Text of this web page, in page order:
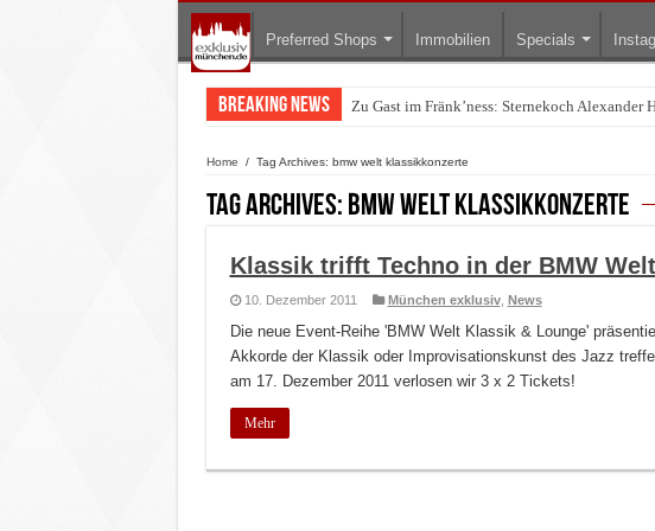
Preferred Shops Immobilien Specials
Breaking News Zu Gast im Fränk’ness: Sternekoch
Warum München gerade zum Treffpunkt der
Home / Tag Archives: bmw welt klassikkonzerte
Tag Archives: bmw welt klassikkonzerte
Klassik trifft Techno in der BMW Welt
10. Dezember 2011 München exklusiv, News
Die neue Event-Reihe 'BMW Welt Klassik & Lounge'
Akkorde der Klassik oder Improvisationskunst des Jazz
am 17. Dezember 2011 verlosen wir 3 x 2 Tickets!
Mehr